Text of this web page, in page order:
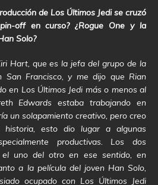
de Los Últimos Jedi se cruzó
off en curso? ¿Rogue One y la
Solo?
Hart, que es la jefa del grupo de la
San Francisco, y me dijo que Rian
en Los Últimos Jedi más o menos al
Edwards estaba trabajando en
un solapamiento creativo, pero creo
esto dio lugar a algunas
productivas. Los dos
el uno del otro en ese sentido, en
a la película del joven Han Solo,
ocupado con Los Últimos Jedi